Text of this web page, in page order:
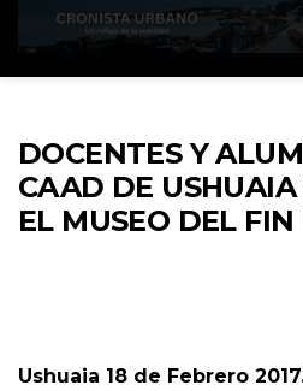
DOCENTES Y
CAAD DE
EL MUSEO DEL
Ushuaia 18 de Febrero